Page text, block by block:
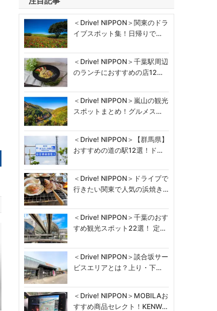
＜Drive! NIPPON＞関東のドラ
イブスポット集！日帰りで…
＜Drive! NIPPON＞千葉駅周辺
のランチにおすすめの店12…
＜Drive! NIPPON＞嵐山の観光
スポットまとめ！グルメス…
＜Drive! NIPPON＞【群馬県】
おすすめの道の駅12選！ド…
＜Drive! NIPPON＞ドライブで
行きたい関東で人気の浜焼き…
＜Drive! NIPPON＞千葉のおす
すめ観光スポット22選！ 定…
＜Drive! NIPPON＞談合坂サー
ビスエリアとは？上り・下…
＜Drive! NIPPON＞MOBILAお
すすめ商品セレクト！KENW…